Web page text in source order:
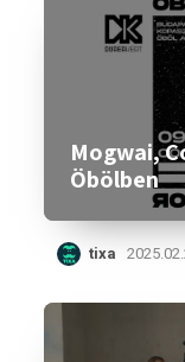
Mogwai,
Öbölben
tixa